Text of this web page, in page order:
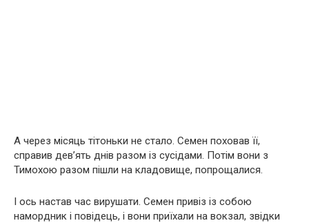
А через місяць тітоньки не стало. Семен поховав її,
справив дев’ять днів разом із сусідами. Потім вони з
Тимохою разом пішли на кладовище, попрощалися.
І ось настав час вирушати. Семен привіз із собою
намордник і повідець, і вони приїхали на вокзал, звідки